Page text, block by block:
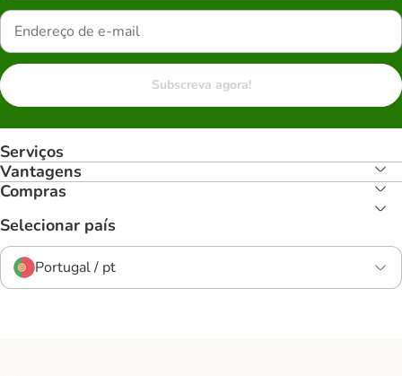
Subscreva agora!
Serviços
Vantagens
Compras
Selecionar país
Portugal / pt